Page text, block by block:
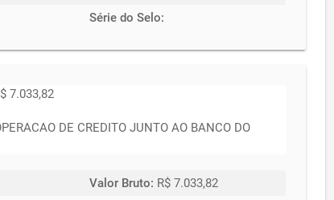
Série do Selo:
7.033,82
DE CREDITO JUNTO AO BANCO DO
Valor Bruto: R$ 7.033,82